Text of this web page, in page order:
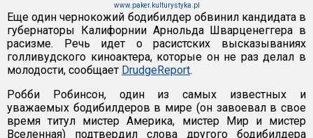
www.paker.kulturystyka.pl
Еще один чернокожий бодибилдер обвинил кандидата в
губернаторы Калифорнии Арнольда Шварценеггера в
расизме. Речь идет о расистских высказываниях
голливудского киноактера, которые он не раз делал в
молодости, сообщает DrudgeReport.
Робби Робинсон, один из самых известных и
уважаемых бодибилдеров в мире (он завоевал в свое
время титул мистер Америка, мистер Мир и мистер
Вселенная) подтвердил слова другого бодибилдера